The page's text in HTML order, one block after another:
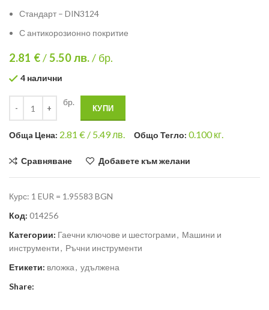
Стандарт – DIN3124
С антикорозионно покритие
2.81 €/5.50лв./ бр.
4 налични
бр.
КУПИ
Общa Цена: 2.81 € / 5.49 лв. Общо Тегло: 0.100кг.
Сравняване Добавете към желани
Курс: 1 EUR = 1.95583 BGN
Код: 014256
Категории: Гаечни ключове и шестограми, Машини и
инструменти, Ръчни инструменти
Етикети: вложка, удължена
Share: